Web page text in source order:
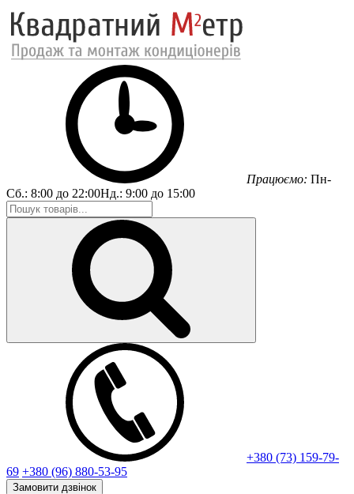
Працюємо: Пн-
Сб.: 8:00 до 22:00Нд.: 9:00 до 15:00
+380 (73) 159-79-
69 +380 (96) 880-53-95
Замовити дзвінок